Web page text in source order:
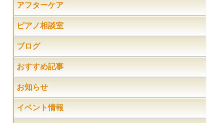
アフターケア
ピアノ相談室
ブログ
おすすめ記事
お知らせ
イベント情報